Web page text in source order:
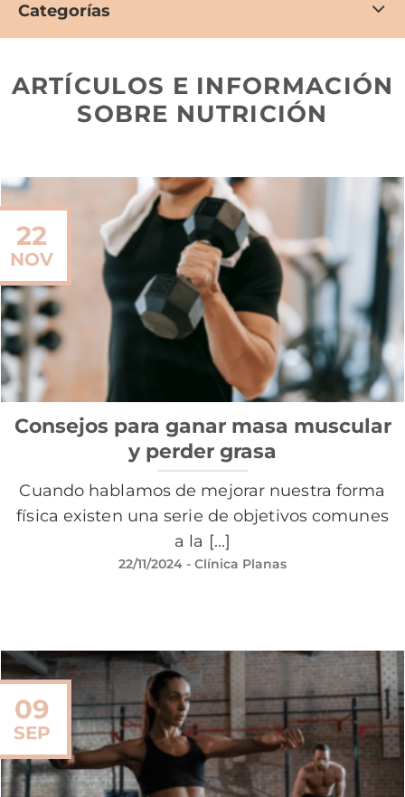
Categorías
ARTÍCULOS E INFORMACIÓN
SOBRE NUTRICIÓN
Consejos para ganar masa muscular
y perder grasa
Cuando hablamos de mejorar nuestra forma
física existen una serie de objetivos comunes
a la [...]
22/11/2024 - Clínica Planas
22
NOV
09
SEP